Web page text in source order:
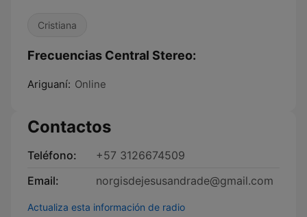
Cristiana
Frecuencias Central Stereo:
Ariguaní: Online
Contactos
Teléfono:
+57 3126674509
Email:
norgisdejesusandrade@gmail.com
Actualiza esta información de radio